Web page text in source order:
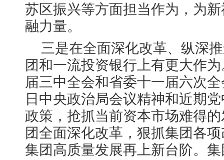
苏区振兴等方面担当作为，为
融力量。
三是在全面深化改革、纵深
团和一流投资银行上有更大作
届三中全会和省委十一届六次
日中央政治局会议精神和近期
政策，抢抓当前资本市场难得
团全面深化改革，狠抓集团各
集团高质量发展再上新台阶。